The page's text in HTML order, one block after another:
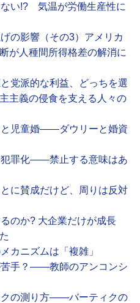
い!? 気温が労働生産性に
の影響（その3）アメリカ
が人種間所得格差の解消に
党派的な利益、どっちを選
主義の侵食を支える人々の
児童婚――ダウリーと婚資
罪化――禁止する意味はあ
に賛成だけど、周りは反対
のか? 大企業だけが成長
カニズムは「複雑」
手？――教師のアンコンシ
の測り方――バーティクの